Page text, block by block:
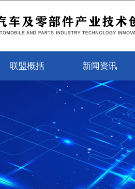
联盟概括 新闻资讯